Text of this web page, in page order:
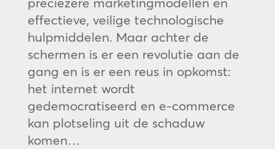
effectieve, veilige technologische
hulpmiddelen. Maar achter de
schermen is er een revolutie aan de
gang en is er een reus in opkomst:
het internet wordt
gedemocratiseerd en e-commerce
kan plotseling uit de schaduw
komen…